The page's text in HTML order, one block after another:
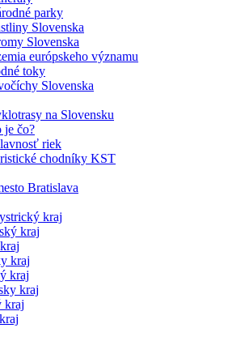
parky
Slovenska
Slovenska
európskeho významu
toky
Slovenska
na Slovensku
je čo?
riek
chodníky KST
Bratislava
kraj
kraj
kraj
kraj
kraj
kraj